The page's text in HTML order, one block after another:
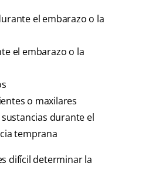
el embarazo o la
el embarazo o la
o maxilares
durante el
temprana
difícil determinar la